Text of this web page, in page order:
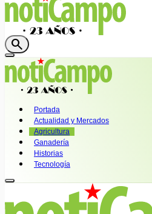
search
Portada
Actualidad y Mercados
Agricultura
Ganadería
Historias
Tecnología